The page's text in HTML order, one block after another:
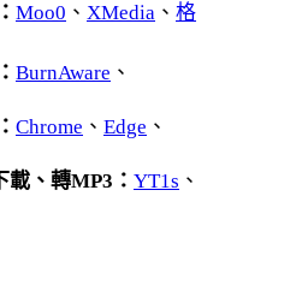
Moo0 、 XMedia 、 格
BurnAware 、
Chrome 、 Edge 、
載、轉MP3： YT1s 、